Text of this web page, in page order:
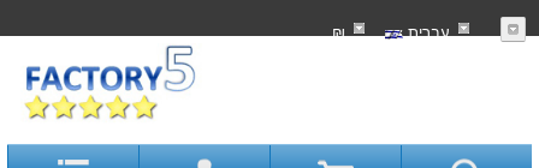
עִברִית ₪